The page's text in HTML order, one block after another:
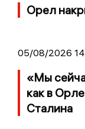
Орел
05/08/2026
«Мы
как в
Сталина